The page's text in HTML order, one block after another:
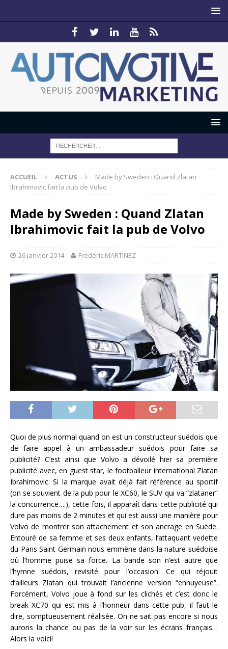
ACCUEIL ACTUS
Made by Sweden : Quand Zlatan
Ibrahimovic fait la pub de Volvo
Made by Sweden : Quand Zlatan
Ibrahimovic fait la pub de Volvo
26 janvier 2014 Frédéric MARTINEZ
Quoi de plus normal quand on est un constructeur suédois que
de faire appel à un ambassadeur suédois pour faire sa
publicité? C’est ainsi que Volvo a dévoilé hier sa première
publicité avec, en guest star, le footballeur international Zlatan
Ibrahimovic. Si la marque avait déjà fait référence au sportif
(on se souvient de la pub pour le XC60, le SUV qui va “zlataner”
la concurrence….), cette fois, il apparaît dans cette publicité qui
dure pas moins de 2 minutes et qui est aussi une manière pour
Volvo de montrer son attachement et son ancrage en Suède.
Entouré de sa femme et ses deux enfants, l’attaquant vedette
du Paris Saint Germain nous emmène dans la nature suédoise
où l’homme puise sa force. La bande son n’est autre que
l’hymne suédois, revisité pour l’occasion. Ce qui réjouit
d’ailleurs Zlatan qui trouvait l’ancienne version “ennuyeuse”.
Forcément, Volvo joue à fond sur les clichés et c’est donc le
break XC70 qui est mis à l’honneur dans cette pub, il faut le
dire, somptueusement réalisée. On ne sait pas encore si nous
aurons la chance ou pas de la voir sur les écrans français…
Alors la voici!